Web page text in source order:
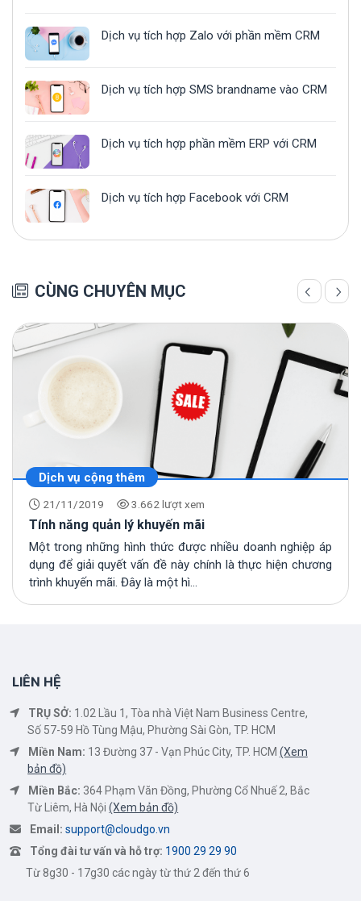
Dịch vụ tích hợp Zalo với phần mềm CRM
Dịch vụ tích hợp SMS brandname vào CRM
Dịch vụ tích hợp phần mềm ERP với CRM
Dịch vụ tích hợp Facebook với CRM
CÙNG CHUYÊN MỤC
Dịch vụ cộng thêm
21/11/2019 3.662 lượt xem
Tính năng quản lý khuyến mãi
Một trong những hình thức được nhiều doanh nghiệp áp
dụng để giải quyết vấn đề này chính là thực hiện chương
trình khuyến mãi. Đây là một hì...
LIÊN HỆ
TRỤ SỞ: 1.02 Lầu 1, Tòa nhà Việt Nam Business Centre,
Số 57-59 Hồ Tùng Mậu, Phường Sài Gòn, TP. HCM
Miền Nam: 13 Đường 37 - Vạn Phúc City, TP. HCM (Xem
bản đồ)
Miền Bắc: 364 Phạm Văn Đồng, Phường Cổ Nhuế 2, Bắc
Từ Liêm, Hà Nội(Xem bản đồ)
Email: support@cloudgo.vn
Tổng đài tư vấn và hỗ trợ: 1900 29 29 90
Từ 8g30 - 17g30 các ngày từ thứ 2 đến thứ 6